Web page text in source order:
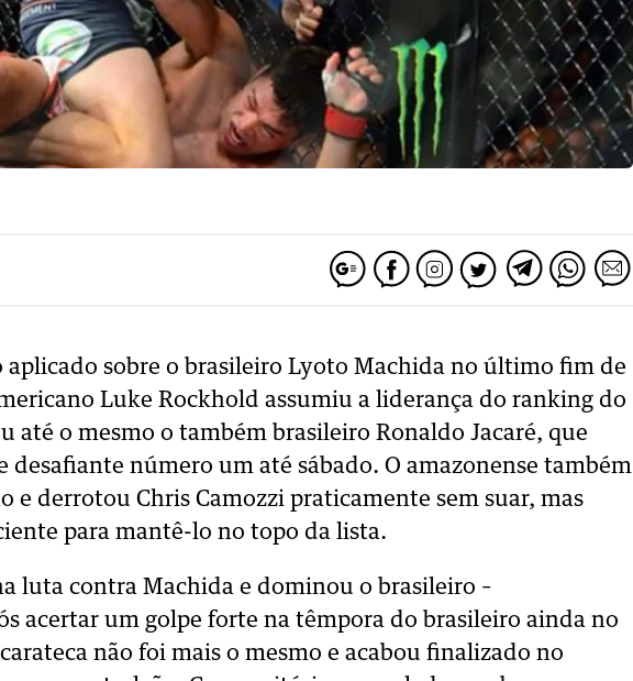
aplicado sobre o brasileiro Lyoto Machida no último fim de
Luke Rockhold assumiu a liderança do ranking do
até o mesmo o também brasileiro Ronaldo Jacaré, que
desafiante número um até sábado. O amazonense também
e derrotou Chris Camozzi praticamente sem suar, mas
para mantê-lo no topo da lista.
luta contra Machida e dominou o brasileiro –
acertar um golpe forte na têmpora do brasileiro ainda no
não foi mais o mesmo e acabou finalizado no